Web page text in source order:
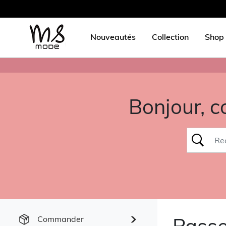
Nouveautés Collection
Bonjour,
Commander